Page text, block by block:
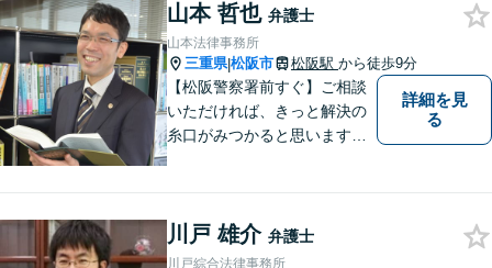
刑事事件全般】双方ともに納
得する解決を目指します【交
通事故】示談金の増額に向け
尽力
山本 哲也 弁護士
山本法律事務所
三重県|松阪市 松阪駅 から徒歩9分
【松阪警察署前すぐ】ご相談
いただければ、きっと解決の
糸口がみつかると思います。
詳細を見
る
川戸 雄介 弁護士
川戸綜合法律事務所